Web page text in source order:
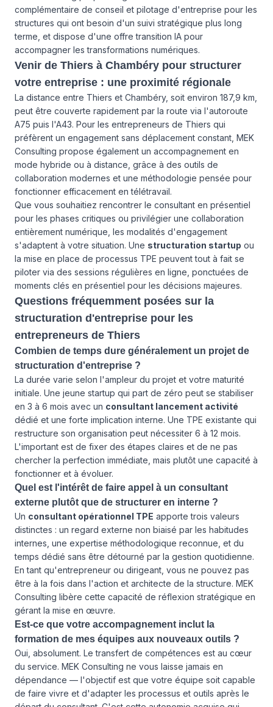
complémentaire de conseil et pilotage d'entreprise pour les
structures qui ont besoin d'un suivi stratégique plus long
terme, et dispose d'une offre transition IA pour
accompagner les transformations numériques.
Venir de Thiers à Chambéry pour structurer
votre entreprise : une proximité régionale
La distance entre Thiers et Chambéry, soit environ 187,9 km,
peut être couverte rapidement par la route via l'autoroute
A75 puis l'A43. Pour les entrepreneurs de Thiers qui
préfèrent un engagement sans déplacement constant, MEK
Consulting propose également un accompagnement en
mode hybride ou à distance, grâce à des outils de
collaboration modernes et une méthodologie pensée pour
fonctionner efficacement en télétravail.
Que vous souhaitiez rencontrer le consultant en présentiel
pour les phases critiques ou privilégier une collaboration
entièrement numérique, les modalités d'engagement
s'adaptent à votre situation. Une structuration startup ou
la mise en place de processus TPE peuvent tout à fait se
piloter via des sessions régulières en ligne, ponctuées de
moments clés en présentiel pour les décisions majeures.
Questions fréquemment posées sur la
structuration d'entreprise pour les
entrepreneurs de Thiers
Combien de temps dure généralement un projet de
structuration d'entreprise ?
La durée varie selon l'ampleur du projet et votre maturité
initiale. Une jeune startup qui part de zéro peut se stabiliser
en 3 à 6 mois avec un consultant lancement activité
dédié et une forte implication interne. Une TPE existante qui
restructure son organisation peut nécessiter 6 à 12 mois.
L'important est de fixer des étapes claires et de ne pas
chercher la perfection immédiate, mais plutôt une capacité à
fonctionner et à évoluer.
Quel est l'intérêt de faire appel à un consultant
externe plutôt que de structurer en interne ?
Un consultant opérationnel TPE apporte trois valeurs
distinctes : un regard externe non biaisé par les habitudes
internes, une expertise méthodologique reconnue, et du
temps dédié sans être détourné par la gestion quotidienne.
En tant qu'entrepreneur ou dirigeant, vous ne pouvez pas
être à la fois dans l'action et architecte de la structure. MEK
Consulting libère cette capacité de réflexion stratégique en
gérant la mise en œuvre.
Est-ce que votre accompagnement inclut la
formation de mes équipes aux nouveaux outils ?
Oui, absolument. Le transfert de compétences est au cœur
du service. MEK Consulting ne vous laisse jamais en
dépendance — l'objectif est que votre équipe soit capable
de faire vivre et d'adapter les processus et outils après le